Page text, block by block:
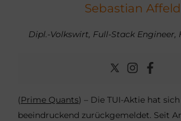
Sebastian Affeld
Dipl.-Volkswirt, Full-Stack Engineer,
(Prime Quants) – Die TUI-Aktie hat
beeindruckend zurückgemeldet. Seit